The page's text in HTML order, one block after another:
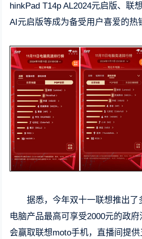
hinkPad T14p AL2024元启版、联
AI元启版等成为备受用户喜爱的热
据悉，今年双十一联想推出了
电脑产品最高可享受2000元的政
会赢取联想moto手机，直播间提